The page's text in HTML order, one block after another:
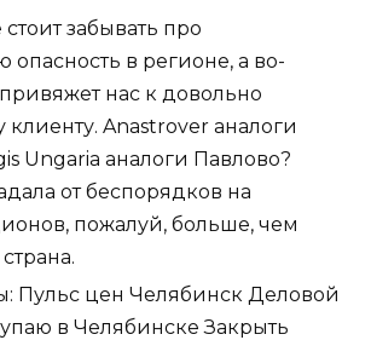
забывать про
опасность в регионе, а во-
привяжет нас к довольно
клиенту. Anastrover аналоги
Ungaria аналоги Павлово?
от беспорядков на
пожалуй, больше, чем
Пульс цен Челябинск Деловой
в Челябинске Закрыть